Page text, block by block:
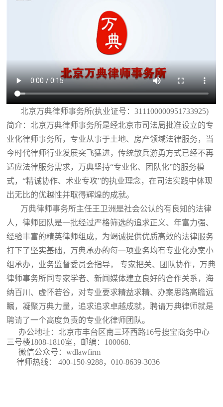
北京万典律师事务所(执业证号：311100000951733925)
简介：北京万典律师事务所是经北京市司法局批准设立的专
业化律师事务所，专业从事于土地、房产领域法律服务，当
今时代律师行业发展突飞猛进，传统散兵游勇方式已经不再
适应法律服务需求，万典坚持“专业化、团队化”的服务模
式，“精诚协作、术业专攻”的执业理念，在司法实践中体现
出无比的优越性并取得辉煌的成就。
万典律师事务所主任王卫洲是社会公认的有良知的法律
人，律师团队是一批经过严格筛选的追求正义、年富力强、
经验丰富的精英律师组成，为竭诚提供优质高效的法律服务
打下了坚实基础，万典承办的每一项业务均有专业化办案小
组承办，业务监督委员会指导， 专家把关、团队协作，万典
律师事务所同专家学者、新闻媒体建立良好的合作关系，海
纳百川、虚怀若谷，对专业要求精益求精、办案思路高瞻远
瞩，凝聚万典力量，追求追求卓越成就，聘请万典律师就是
聘请了一个高度负责的专业化律师团队。
办公地址：北京市丰台区南三环西路16号搜宝商务中心
三号楼1808-1810室 ，邮编：100068.
微信公众号：wdlawfirm
律师热线： 400-150-9288，010-8639-3036